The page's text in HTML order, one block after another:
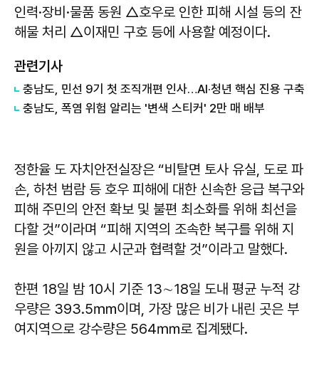
인력·장비·물품 동원 △호우로 인한 피해 시설 등의 잔
해물 처리 △이재민 구호 등에 사용할 예정이다.
관련기사
충남도, 민선 9기 첫 조직개편 인사…AI·청년 핵심 진용 구축
충남도, 폭염 위험 알리는 '변색 스티커' 2만 매 배부
정한율 도 자치안전실장은 “비탈면 토사 유실, 도로 파
손, 하천 범람 등 호우 피해에 대한 신속한 응급 복구와
피해 주민의 안전 확보 및 불편 최소화를 위해 최선을
다할 것”이라며 “피해 지역의 조속한 복구를 위해 지
원을 아끼지 않고 시군과 협력할 것”이라고 말했다.
한편 18일 밤 10시 기준 13∼18일 도내 평균 누적 강
우량은 393.5㎜이며, 가장 많은 비가 내린 곳은 부
여지역으로 강수량은 564㎜로 집계됐다.